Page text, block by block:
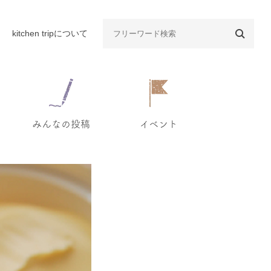
kitchen tripについて
みんなの投稿 イベント